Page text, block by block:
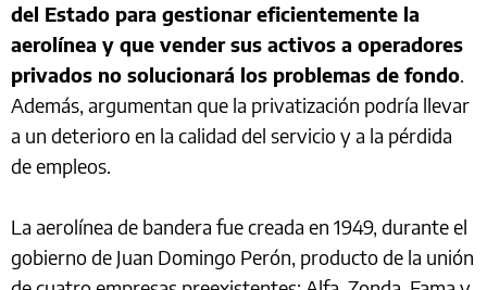
del Estado para gestionar eficientemente la
aerolínea y que vender sus activos a operadores
privados no solucionará los problemas de fondo.
Además, argumentan que la privatización podría llevar
a un deterioro en la calidad del servicio y a la pérdida
de empleos.
La aerolínea de bandera fue creada en 1949, durante el
gobierno de Juan Domingo Perón, producto de la unión